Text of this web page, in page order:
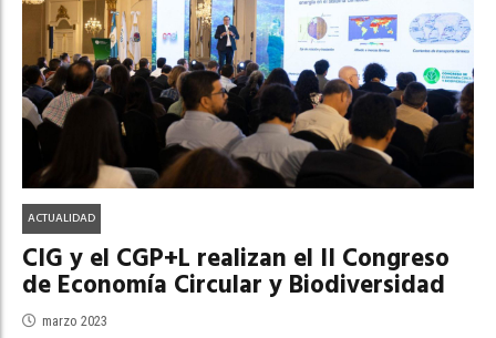
ACTUALIDAD
CIG y el CGP+L realizan el II Congreso
de Economía Circular y Biodiversidad
marzo 2023